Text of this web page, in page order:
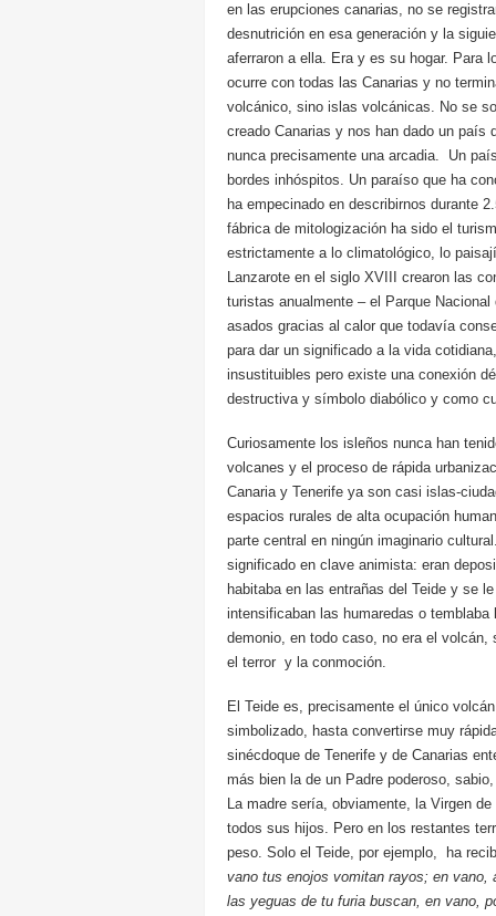
en las erupciones canarias, no se
desnutrición en esa generación y la
aferraron a ella. Era y es su hogar. Para
ocurre con todas las Canarias y no
volcánico, sino islas volcánicas. No se
creado Canarias y nos han dado un país
nunca precisamente una arcadia. Un
bordes inhóspitos. Un paraíso que ha
ha empecinado en describirnos durante
fábrica de mitologización ha sido el
estrictamente a lo climatológico, lo
Lanzarote en el siglo XVIII crearon las
turistas anualmente – el Parque
asados gracias al calor que todavía
para dar un significado a la vida
insustituibles pero existe una conexión
destructiva y símbolo diabólico y como
Curiosamente los isleños nunca han
volcanes y el proceso de rápida
Canaria y Tenerife ya son casi islas-
espacios rurales de alta ocupación
parte central en ningún imaginario
significado en clave animista: eran
habitaba en las entrañas del Teide y se
intensificaban las humaredas o
demonio, en todo caso, no era el volcán,
el terror y la conmoción.
El Teide es, precisamente el único
simbolizado, hasta convertirse muy
sinécdoque de Tenerife y de Canarias
más bien la de un Padre poderoso,
La madre sería, obviamente, la Virgen
todos sus hijos. Pero en los restantes
peso. Solo el Teide, por ejemplo, ha
vano tus enojos vomitan rayos; en
las yeguas de tu furia buscan, en vano,